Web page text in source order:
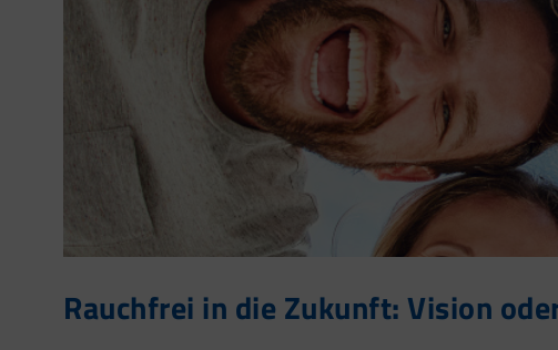
Rauchfrei in die Zukunft: Vision